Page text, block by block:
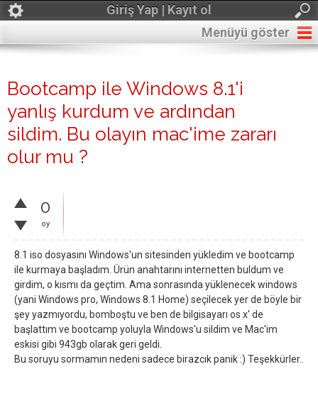
Giriş Yap | Kayıt ol
Menüyü göster
Bootcamp ile Windows 8.1'i
yanlış kurdum ve ardından
sildim. Bu olayın mac'ime zararı
olur mu ?
0
oy
8.1 iso dosyasını Windows'un sitesinden yükledim ve bootcamp
ile kurmaya başladım. Ürün anahtarını internetten buldum ve
girdim, o kısmı da geçtim. Ama sonrasında yüklenecek windows
(yani Windows pro, Windows 8.1 Home) seçilecek yer de böyle bir
şey yazmıyordu, bomboştu ve ben de bilgisayarı os x' de
başlattım ve bootcamp yoluyla Windows'u sildim ve Mac'im
eskisi gibi 943gb olarak geri geldi.
Bu soruyu sormamın nedeni sadece birazcık panik :) Teşekkürler..